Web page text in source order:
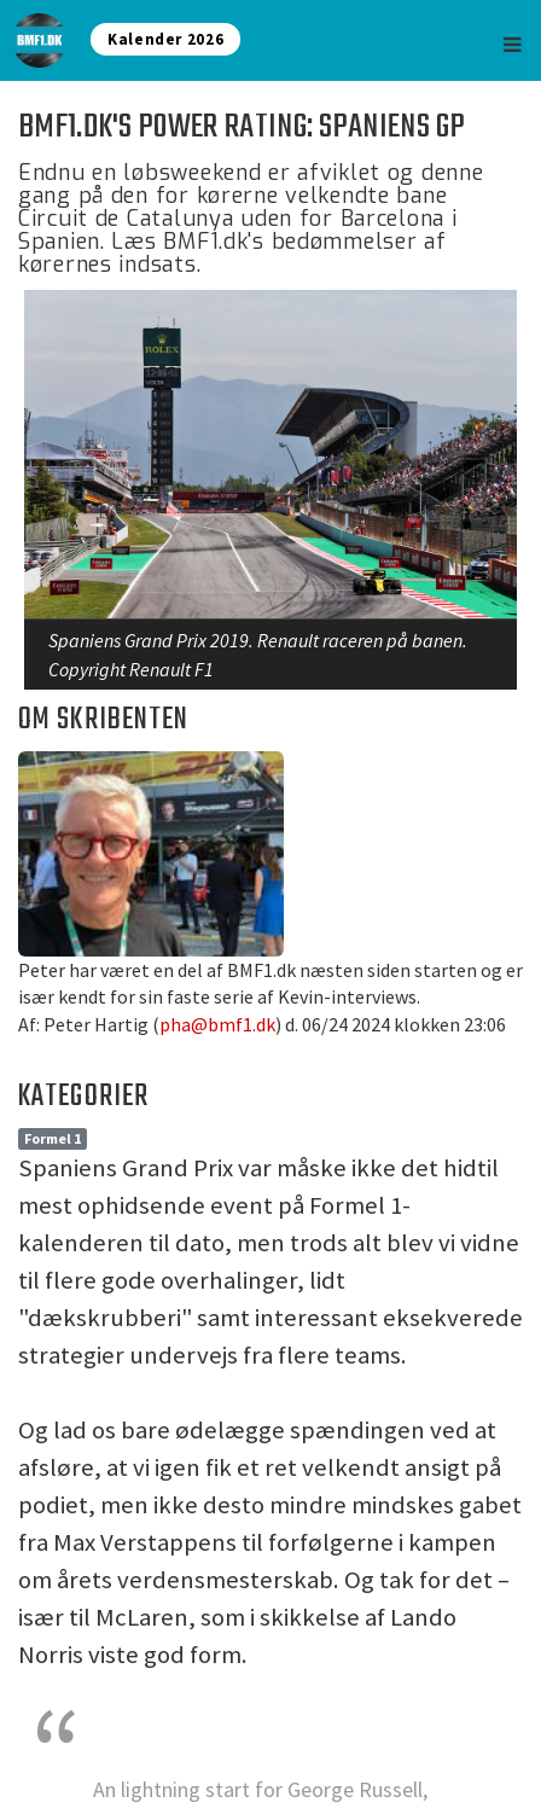
Kalender 2026
BMF1.DK'S POWER RATING: SPANIENS GP
Endnu en løbsweekend er afviklet og denne
gang på den for kørerne velkendte bane
Circuit de Catalunya uden for Barcelona i
Spanien. Læs BMF1.dk's bedømmelser af
kørernes indsats.
Spaniens Grand Prix 2019. Renault raceren på banen.
Copyright Renault F1
OM SKRIBENTEN
Peter har været en del af BMF1.dk næsten siden starten og er
især kendt for sin faste serie af Kevin-interviews.
Af: Peter Hartig (pha@bmf1.dk) d. 06/24 2024 klokken 23:06
KATEGORIER
Formel 1
Spaniens Grand Prix var måske ikke det hidtil
mest ophidsende event på Formel 1-
kalenderen til dato, men trods alt blev vi vidne
til flere gode overhalinger, lidt
"dækskrubberi" samt interessant eksekverede
strategier undervejs fra flere teams.
Og lad os bare ødelægge spændingen ved at
afsløre, at vi igen fik et ret velkendt ansigt på
podiet, men ikke desto mindre mindskes gabet
fra Max Verstappens til forfølgerne i kampen
om årets verdensmesterskab. Og tak for det –
især til McLaren, som i skikkelse af Lando
Norris viste god form.
An lightning start for George Russell,